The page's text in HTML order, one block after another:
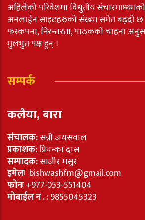
अहिलेको परिवेशमा विधुतीय
अनलाईन साइटहरुको संख्या समेत बढ्दो छ
फरकपना, निरन्तरता, पाठकको चाहना
मुलभुत पक्ष हुन् ।
सम्पर्क
कलैया, बारा
संचालक:सन्नी जयसवाल
प्रकाशक:प्रियन्का दास
सम्पादक:साजीर मंसुर
इमेलः bishwashfm@gmail.com
फोनः+977-053-551404
मोबाईल न . :9855045323